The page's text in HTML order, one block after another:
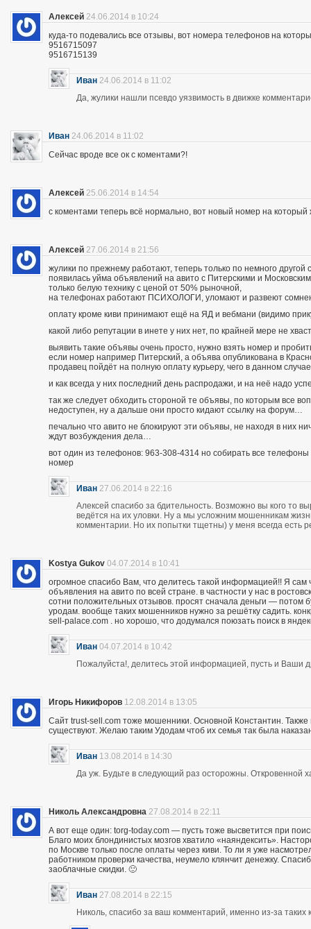
Алексей 24.06.2014 в 10:24
куда-то подевались все отзывы, вот номера телефонов на
9516715097
9516715139
Иван 24.06.2014 в 11:02
Да, жулики нашли псевдо уязвимость в движке
Иван 24.06.2014 в 11:02
Сейчас вроде все ок с коментами?!
Алексей 25.06.2014 в 14:54
с коментами теперь всё нормально, вот новый номер на
Алексей 27.06.2014 в 21:56
жулики по прежнему работают, теперь только по немного другой
появилась уйма объявлений на авито с Питерскими и
только белую технику с ценой от 50% рыночной,
на телефонах работают ПСИХОЛОГИ, уломают и развеют
оплату кроме киви принимают ещё на ЯД и вебмани (видимо
какой либо репутации в инете у них нет, по крайней мере не
выявить такие объявы очень просто, нужно взять номер и
если номер например Питерский, а объява опубликована в
продавец пойдёт на полную оплату курьеру, чего в данном
и как всегда у них последний день распродажи, и на неё надо
так же следует обходить стороной те объявы, по которым все
недоступен, ну а дальше они просто кидают ссылку на форум…
печально что авито не блокируют эти объявы, не находя в них
ждут возбуждения дела…
вот один из телефонов: 963-308-4314 но собирать все
номер
Иван 27.06.2014 в 22:16
Алексей спасибо за бдительность. Возможно вы кого то
ведётся на их уловки. Ну а мы усложним мошенникам
комментарии. Но их попытки тщетны) у меня всегда есть
Kostya Gukov 04.07.2014 в 10:41
огромное спасибо Вам, что делитесь такой информацией!! Я
объявления на авито по всей стране. в частности у нас в
сотни положительных отзывов. просят сначала деньги — потом
уродам. вообще таких мошенников нужно за решётку садить.
sell-palace.com . но хорошо, что додумался поюзать поиск в
Иван 04.07.2014 в 10:42
Пожалуйста!, делитесь этой информацией, пусть и Ваши
Игорь Никифоров 12.08.2014 в 13:05
Сайт trust-sell.com тоже мошенники. Основной Константин.
существуют. Желаю таким Удодам чтоб их семья так была
Иван 13.08.2014 в 14:30
Да уж. Будьте в следующий раз осторожны. Откровенной
Николь Александровна 27.08.2014 в 22:11
А вот еще один: torg-today.com — пусть тоже высветится при
Благо моих блондинистых мозгов хватило «наяндексить».
по Москве только после оплаты через киви. То ли я уже
работником проверки качества, неумело клянчит денежку.
заоблачные скидки. 🙂
Иван 27.08.2014 в 22:15
Николь, спасибо за ваш комментарий, именно из-за